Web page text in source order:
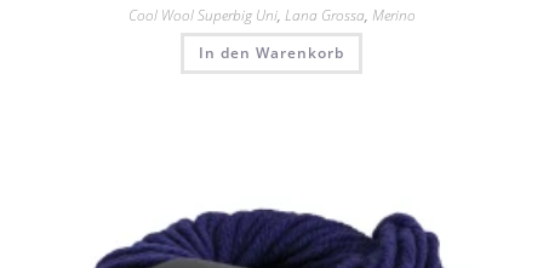
Cool Wool Superbig Uni, Lana Grossa, Merino
In den Warenkorb